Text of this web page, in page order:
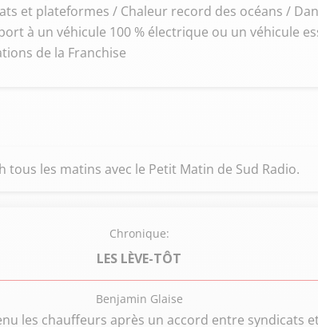
et plateformes / Chaleur record des océans /
à un véhicule 100 % électrique ou un véhicule
de la Franchise
les matins avec le Petit Matin de Sud Radio.
Chronique:
LES LÈVE-TÔT
Benjamin Glaise
les chauffeurs après un accord entre syndicats